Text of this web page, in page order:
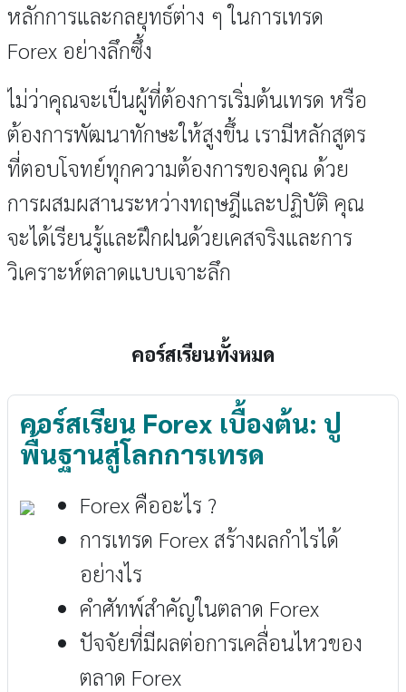
หลักการและกลยุทธ์ต่าง ๆ ในการเทรด
Forex อย่างลึกซึ้ง
ไม่ว่าคุณจะเป็นผู้ที่ต้องการเริ่มต้นเทรด หรือ
ต้องการพัฒนาทักษะให้สูงขึ้น เรามีหลักสูตร
ที่ตอบโจทย์ทุกความต้องการของคุณ ด้วย
การผสมผสานระหว่างทฤษฎีและปฏิบัติ คุณ
จะได้เรียนรู้และฝึกฝนด้วยเคสจริงและการ
วิเคราะห์ตลาดแบบเจาะลึก
คอร์สเรียนทั้งหมด
คอร์สเรียน Forex เบื้องต้น: ปู
พื้นฐานสู่โลกการเทรด
Forex คืออะไร ?
การเทรด Forex สร้างผลกำไรได้
อย่างไร
คำศัทพ์สำคัญในตลาด Forex
ปัจจัยที่มีผลต่อการเคลื่อนไหวของ
ตลาด Forex